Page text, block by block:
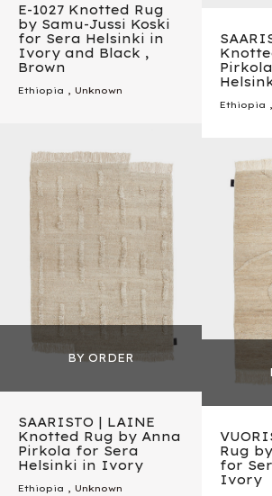
E-1027 Knotted Rug
by Samu-Jussi Koski
for Sera Helsinki in
Ivory and Black ,
Brown
Ethiopia , Unknown
Ethiopia
SAARISTO | LAINE
Knotted Rug by Anna
Pirkola for Sera
Helsinki in Ivory
Ethiopia , Unknown
Rug
for
Ivory